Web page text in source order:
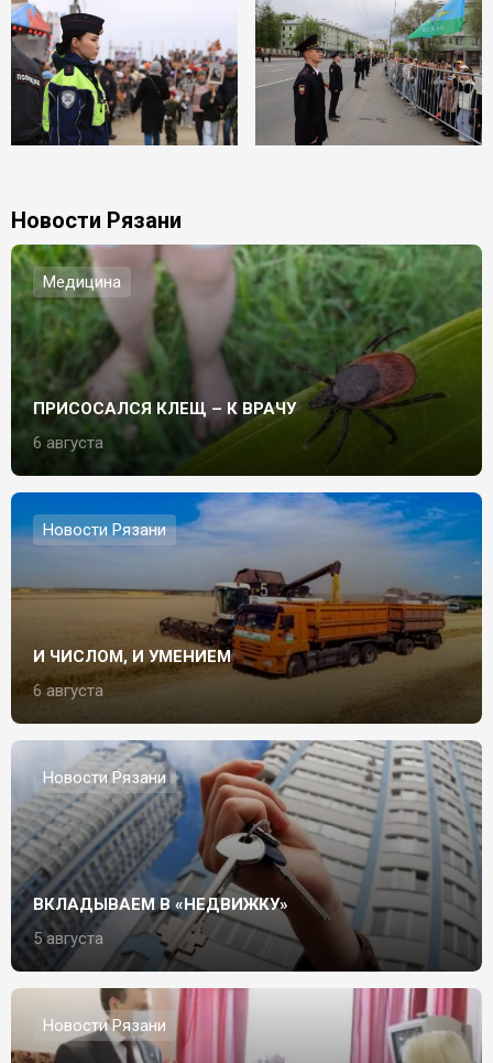
Новости Рязани
Медицина
ПРИСОСАЛСЯ КЛЕЩ – К ВРАЧУ
6 августа
Новости Рязани
И ЧИСЛОМ, И УМЕНИЕМ
6 августа
Новости Рязани
ВКЛАДЫВАЕМ В «НЕДВИЖКУ»
5 августа
Новости Рязани